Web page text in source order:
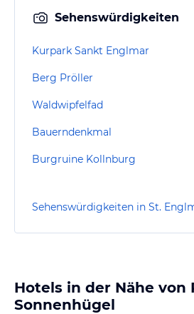
Sehenswürdigkeiten
Kurpark Sankt Englmar
Berg Pröller
Waldwipfelfad
Bauerndenkmal
Burgruine Kollnburg
Sehenswürdigkeiten in St.
Hotels in der Nähe von
Sonnenhügel